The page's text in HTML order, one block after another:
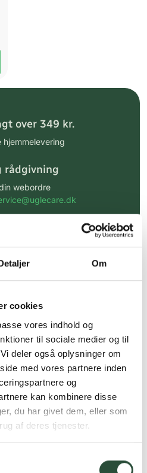
Om
cookies
vores indhold og
til sociale medier og til
deler også oplysninger om
med vores partnere inden
og
kan kombinere disse
du har givet dem, eller som
af deres tjenester.
over 349 kr.
rådgivning
webordre
(30 min. i Kbh)
via GLS, og DAO
priser*
af kendte
stort udvalg af kendte
og andre spændende
til fast lav pris.
Uglecare.dk her